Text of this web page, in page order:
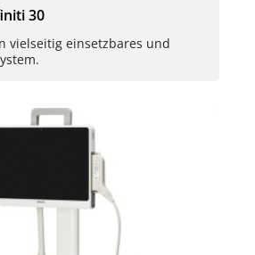
30
vielseitig einsetzbares und